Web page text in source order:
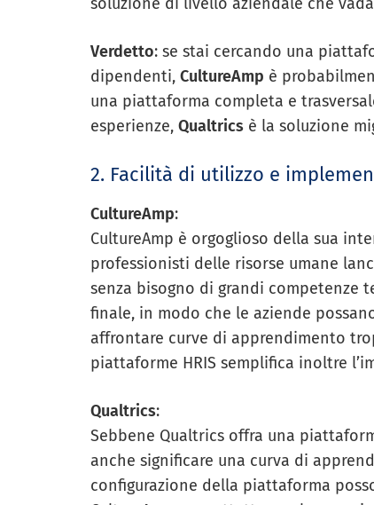
Verdetto: se stai cercando una
dipendenti, CultureAmp è
una piattaforma completa e
esperienze, Qualtrics è la soluzione
2. Facilità di utilizzo e
CultureAmp:
CultureAmp è orgoglioso della sua
professionisti delle risorse umane
senza bisogno di grandi competenze
finale, in modo che le aziende
affrontare curve di apprendimento
piattaforme HRIS semplifica inoltre
Qualtrics:
Sebbene Qualtrics offra una
anche significare una curva di
configurazione della piattaforma